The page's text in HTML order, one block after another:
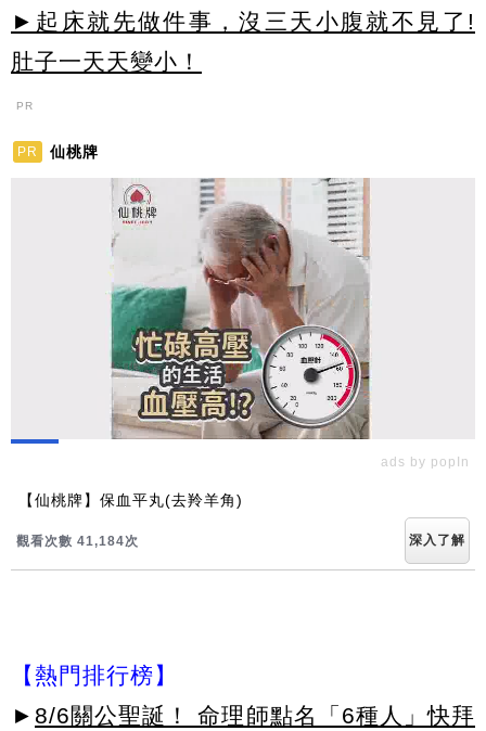
►起床就先做件事，沒三天小腹就不見了!
肚子一天天變小！
PR
PR 仙桃牌
ads by popIn
【仙桃牌】保血平丸(去羚羊角)
觀看次數 41,190次 深入了解
【熱門排行榜】
► 8/6關公聖誕！ 命理師點名「6種人」快拜